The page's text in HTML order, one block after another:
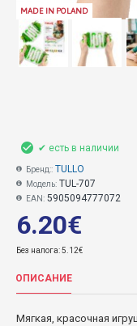
MADE IN POLAND
6.20€
Без налога: 5.12€
✔ есть в наличии
Бренд:: TULLO
Модель: TUL-707
EAN: 5905094777072
ОПИСАНИЕ
Мягкая, красочная